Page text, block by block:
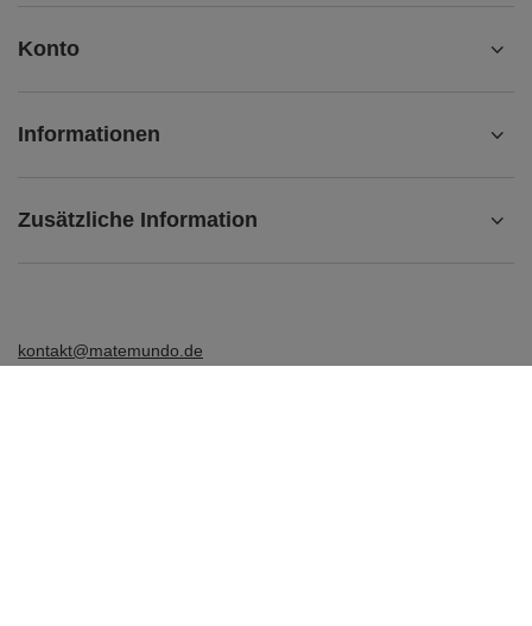
Konto
Informationen
Zusätzliche Information
kontakt@matemundo.de